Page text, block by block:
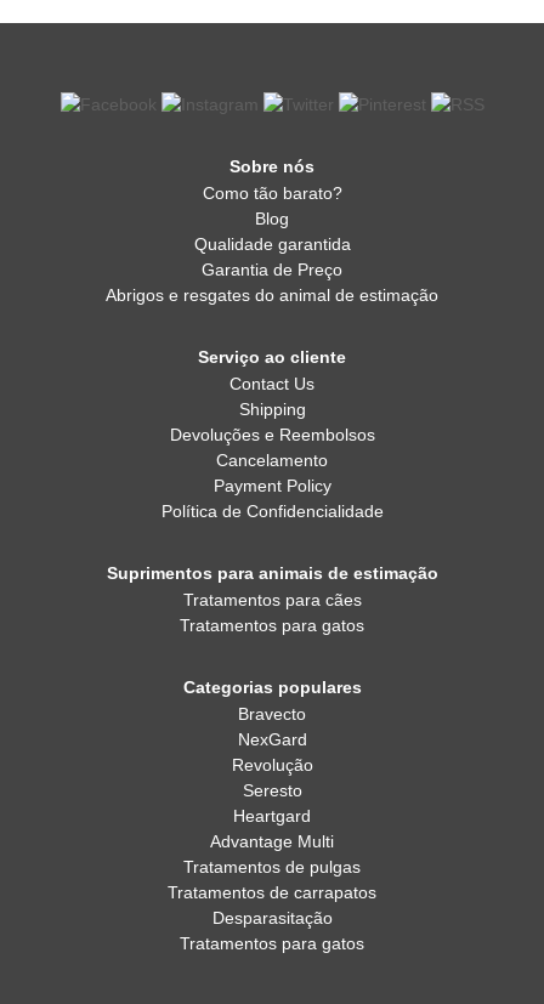
Sobre nós
Como tão barato?
Blog
Qualidade garantida
Garantia de Preço
Abrigos e resgates do animal de estimação
Serviço ao cliente
Contact Us
Shipping
Devoluções e Reembolsos
Cancelamento
Payment Policy
Política de Confidencialidade
Suprimentos para animais de estimação
Tratamentos para cães
Tratamentos para gatos
Categorias populares
Bravecto
NexGard
Revolução
Seresto
Heartgard
Advantage Multi
Tratamentos de pulgas
Tratamentos de carrapatos
Desparasitação
Tratamentos para gatos